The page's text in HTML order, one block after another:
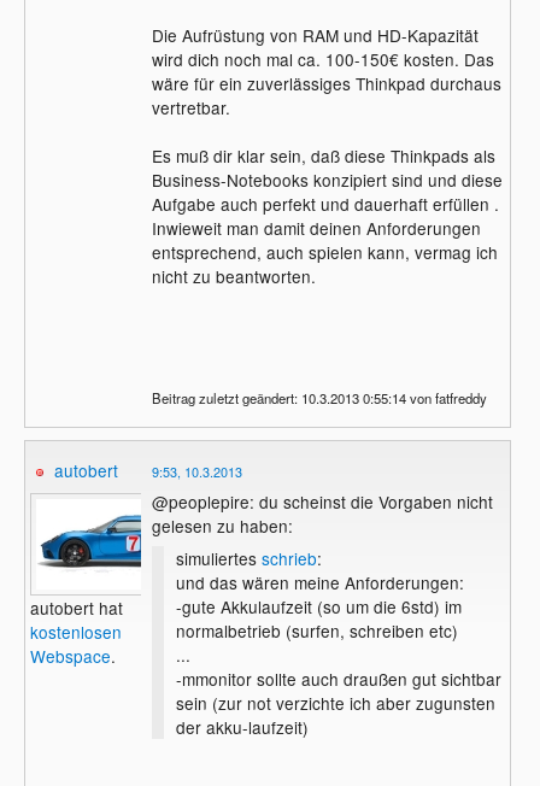
Die Aufrüstung von RAM und HD-Kapazität
wird dich noch mal ca. 100-150€ kosten. Das
wäre für ein zuverlässiges Thinkpad durchaus
vertretbar.
Es muß dir klar sein, daß diese Thinkpads als
Business-Notebooks konzipiert sind und diese
Aufgabe auch perfekt und dauerhaft erfüllen .
Inwieweit man damit deinen Anforderungen
entsprechend, auch spielen kann, vermag ich
nicht zu beantworten.
Beitrag zuletzt geändert: 10.3.2013 0:55:14 von fatfreddy
autobert
autobert hat
kostenlosen
Webspace.
9:53, 10.3.2013
@peoplepire: du scheinst die Vorgaben nicht
gelesen zu haben:
simuliertes schrieb:
und das wären meine Anforderungen:
-gute Akkulaufzeit (so um die 6std) im
normalbetrieb (surfen, schreiben etc)
...
-mmonitor sollte auch draußen gut sichtbar
sein (zur not verzichte ich aber zugunsten
der akku-laufzeit)